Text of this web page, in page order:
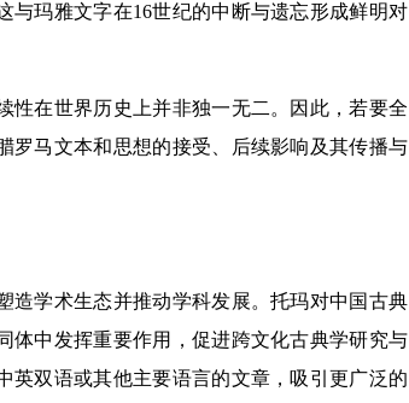
与玛雅文字在16世纪的中断与遗忘形成鲜明对
在世界历史上并非独一无二。因此，若要全
罗马文本和思想的接受、后续影响及其传播与
学术生态并推动学科发展。托玛对中国古典
体中发挥重要作用，促进跨文化古典学研究与
英双语或其他主要语言的文章，吸引更广泛的